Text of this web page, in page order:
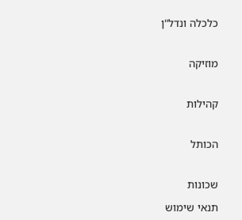
כלכלה ונדל"ן
מוזיקה
קהילות
הכותל
שכונות
תנאי שימוש